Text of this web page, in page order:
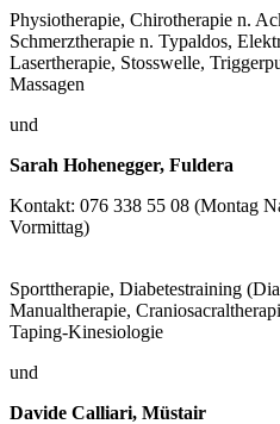
Physiotherapie, Chirotherapie n.
Schmerztherapie n. Typaldos,
Lasertherapie, Stosswelle,
Massagen
und
Sarah Hohenegger, Fuldera
Kontakt: 076 338 55 08 (Montag
Vormittag)
Sporttherapie, Diabetestraining
Manualtherapie,
Taping-Kinesiologie
und
Davide Calliari, Müstair